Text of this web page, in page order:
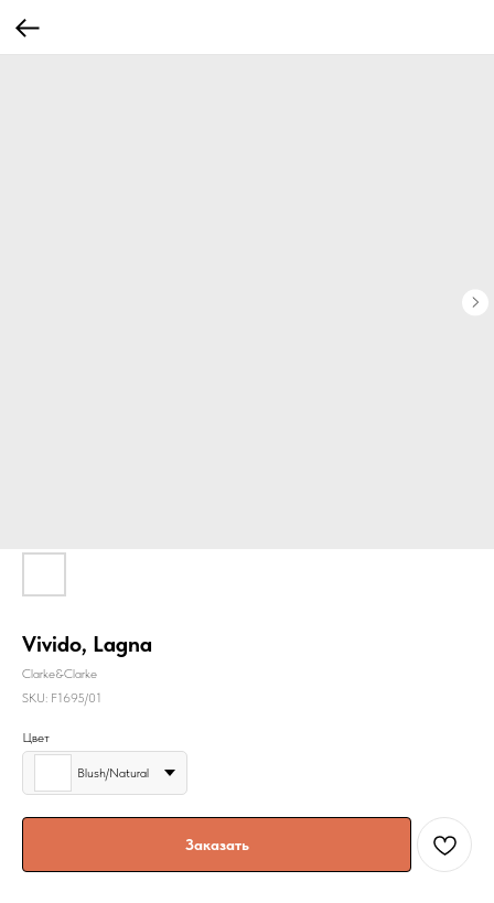
Vivido, Lagna
Clarke&Clarke
SKU: F1695/01
Цвет
Blush/Natural
Заказать